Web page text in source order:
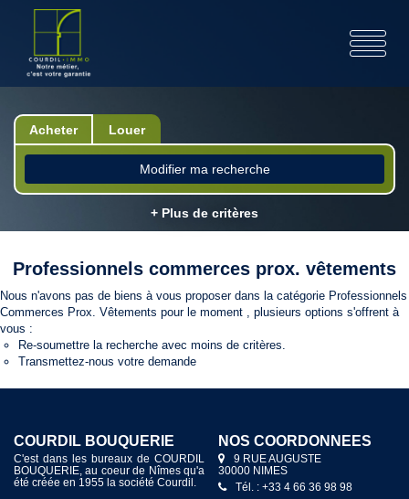
Acheter Louer
Modifier ma recherche
+ Plus de critères
Professionnels commerces prox. vêtements
Nous n'avons pas de biens à vous proposer dans la catégorie Professionnels
Commerces Prox. Vêtements pour le moment , plusieurs options s'offrent à
vous :
Re-soumettre la recherche avec moins de critères.
Transmettez-nous votre demande
COURDIL BOUQUERIE
C'est dans les bureaux de COURDIL
BOUQUERIE, au coeur de Nîmes qu'a
été créée en 1955 la société Courdil.
NOS COORDONNÉES
9 RUE AUGUSTE
30000 NIMES
Tél. : +33 4 66 36 98 98